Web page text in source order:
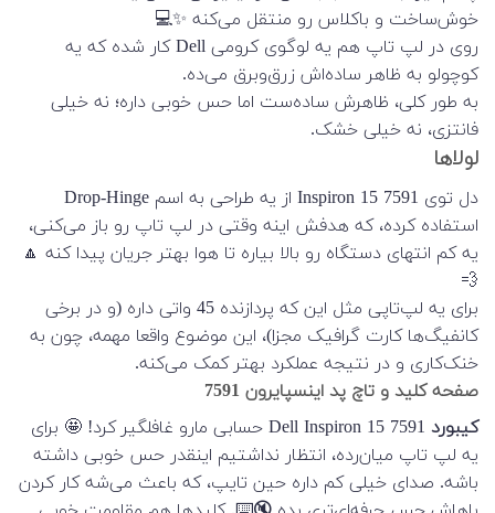
خوش‌ساخت و باکلاس رو منتقل می‌کنه ✨💻
روی در لپ تاپ هم یه لوگوی کرومی Dell کار شده که یه
کوچولو به ظاهر ساده‌اش زرق‌وبرق می‌ده.
به طور کلی، ظاهرش ساده‌ست اما حس خوبی داره؛ نه خیلی
فانتزی، نه خیلی خشک.
لولاها
دل توی Inspiron 15 7591 از یه طراحی به اسم Drop-Hinge
استفاده کرده، که هدفش اینه وقتی در لپ تاپ رو باز می‌کنی،
یه کم انتهای دستگاه رو بالا بیاره تا هوا بهتر جریان پیدا کنه 🔼
💨
برای یه لپ‌تاپی مثل این که پردازنده 45 واتی داره (و در برخی
کانفیگ‌ها کارت گرافیک مجزا)، این موضوع واقعا مهمه، چون به
خنک‌کاری و در نتیجه عملکرد بهتر کمک می‌کنه.
صفحه کلید و تاچ پد اینسپایرون 7591
کیبورد
Dell Inspiron 15 7591 حسابی مارو غافلگیر کرد! 🤩 برای
یه لپ تاپ میان‌رده، انتظار نداشتیم اینقدر حس خوبی داشته
باشه. صدای خیلی کم داره حین تایپ، که باعث می‌شه کار کردن